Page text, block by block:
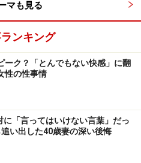
ったんだと思う。近くに住
すると、母が飛んできまし
り救急車を呼んだんです」
軽いものだったが、母の目
け歪んで見えたという。
入院で復活できましたが、
じたことのない違和感があ
マも見る
ンキング
ーク？「とんでもない快感」に翻
性の性事情
に「言ってはいけない言葉」だっ
い出した40歳妻の深い後悔